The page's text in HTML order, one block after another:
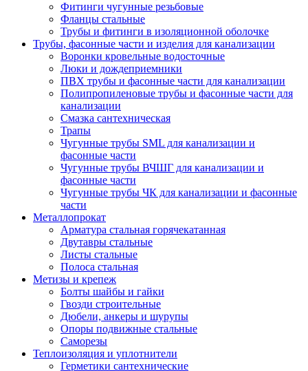
Фитинги чугунные резьбовые
Фланцы стальные
Трубы и фитинги в изоляционной оболочке
Трубы, фасонные части и изделия для канализации
Воронки кровельные водосточные
Люки и дождеприемники
ПВХ трубы и фасонные части для канализации
Полипропиленовые трубы и фасонные части для
канализации
Смазка сантехническая
Трапы
Чугунные трубы SML для канализации и
фасонные части
Чугунные трубы ВЧШГ для канализации и
фасонные части
Чугунные трубы ЧК для канализации и фасонные
части
Металлопрокат
Арматура стальная горячекатанная
Двутавры стальные
Листы стальные
Полоса стальная
Метизы и крепеж
Болты шайбы и гайки
Гвозди строительные
Дюбели, анкеры и шурупы
Опоры подвижные стальные
Саморезы
Теплоизоляция и уплотнители
Герметики сантехнические